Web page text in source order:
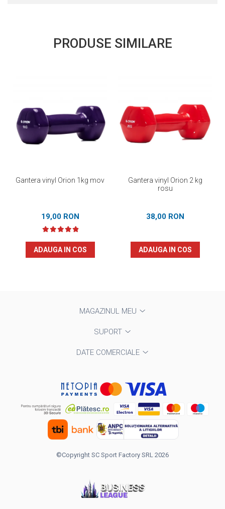
PRODUSE SIMILARE
Gantera vinyl Orion 1kg mov
19,00 RON
ADAUGA IN COS
Gantera vinyl Orion 2 kg
rosu
38,00 RON
ADAUGA IN COS
MAGAZINUL MEU
SUPORT
DATE COMERCIALE
©Copyright SC Sport Factory SRL 2026